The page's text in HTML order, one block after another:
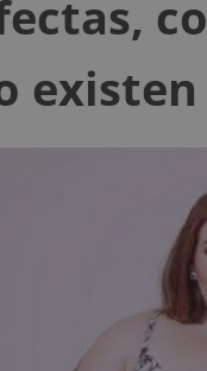
existen